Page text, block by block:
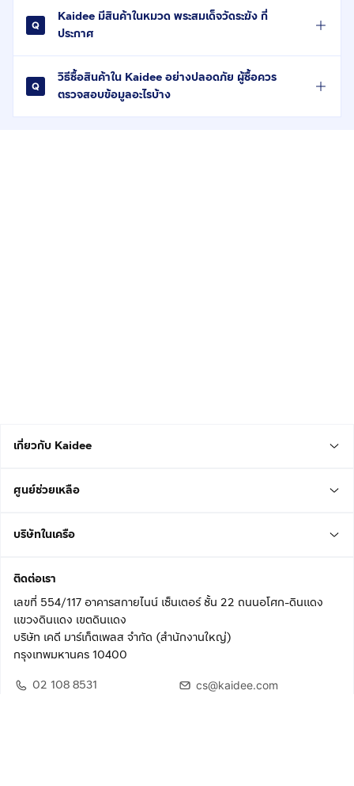
Kaidee มีสินค้าในหมวด พระสมเด็จวัดระฆัง กี่
ประกาศ
วิธีซื้อสินค้าใน Kaidee อย่างปลอดภัย ผู้ซื้อควร
ตรวจสอบข้อมูลอะไรบ้าง
เกี่ยวกับ Kaidee
ศูนย์ช่วยเหลือ
บริษัทในเครือ
ติดต่อเรา
เลขที่ 554/117 อาคารสกายไนน์ เซ็นเตอร์ ชั้น 22 ถนนอโศก-ดินแดง
แขวงดินแดง เขตดินแดง
บริษัท เคดี มาร์เก็ตเพลส จำกัด (สำนักงานใหญ่)
กรุงเทพมหานคร 10400
02 108 8531
cs@kaidee.com